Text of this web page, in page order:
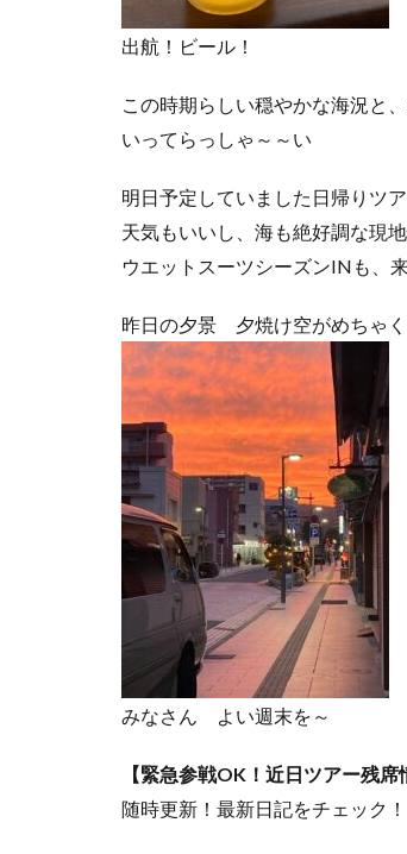
出航！ビール！
この時期らしい穏やかな海況と
いってらっしゃ～～い
明日予定していました日帰りツ
天気もいいし、海も絶好調な現
ウエットスーツシーズンINも、
昨日の夕景 夕焼け空がめちゃ
みなさん よい週末を～
【緊急参戦OK！近日ツアー残席
随時更新！最新日記をチェック